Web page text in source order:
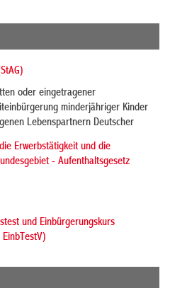
oder eingetragener
minderjähriger Kinder
Lebenspartnern Deutscher
Erwerbstätigkeit und die
- Aufenthaltsgesetz
und Einbürgerungskurs